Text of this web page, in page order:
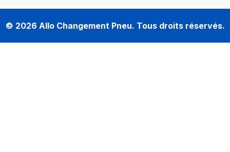
© 2026 Allo Changement Pneu. Tous droits réservés.